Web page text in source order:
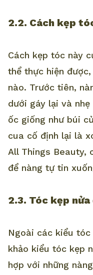
2.2. Cách kẹp
Cách kẹp tóc này
thể thực hiện
nào. Trước tiên,
dưới gáy lại và nhẹ
ốc giống như búi
cua cố định lại là
All Things Beauty,
để nàng tự tin
2.3. Tóc kẹp nửa
Ngoài các kiểu
khảo kiểu tóc kẹp
hợp với những